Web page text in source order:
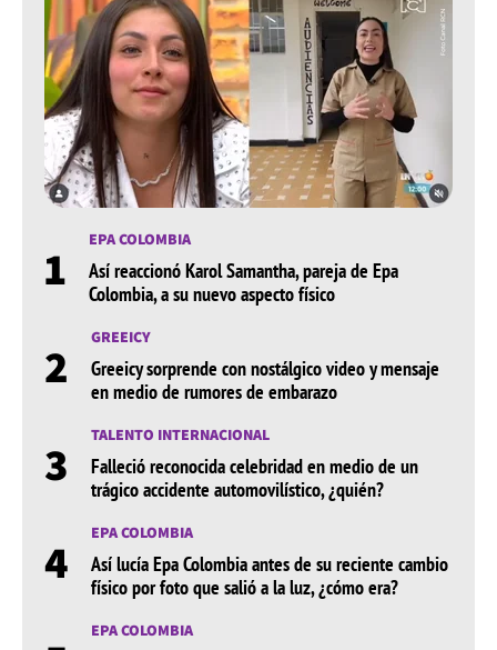
1 EPA COLOMBIA
Así reaccionó Karol Samantha, pareja de Epa
Colombia, a su nuevo aspecto físico
2 GREEICY
Greeicy sorprende con nostálgico video y mensaje
en medio de rumores de embarazo
3 TALENTO INTERNACIONAL
Falleció reconocida celebridad en medio de un
trágico accidente automovilístico, ¿quién?
4 EPA COLOMBIA
Así lucía Epa Colombia antes de su reciente cambio
físico por foto que salió a la luz, ¿cómo era?
EPA COLOMBIA